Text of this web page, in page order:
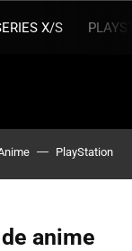
X/S
PlayStation
anime